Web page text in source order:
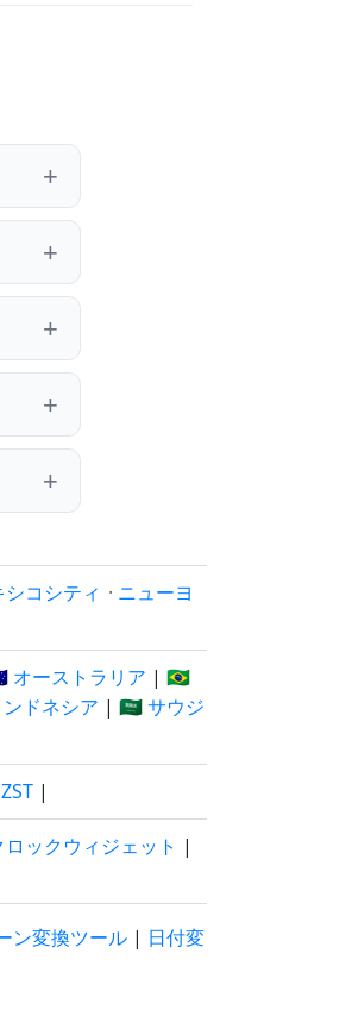
シコシティ · ニューヨ
オーストラリア | 🇧🇷
ドネシア | 🇸🇦 サウジ
|
ックウィジェット |
ン変換ツール | 日付変